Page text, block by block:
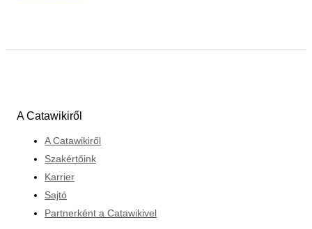
A Catawikiről
A Catawikiről
Szakértőink
Karrier
Sajtó
Partnerként a Catawikivel